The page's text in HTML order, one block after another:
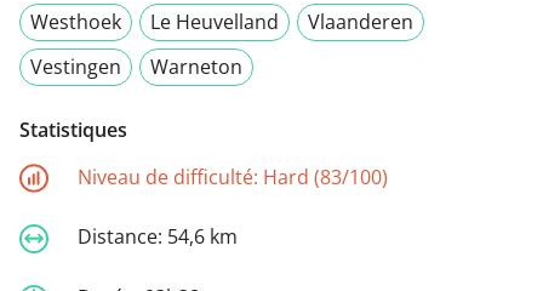
Westhoek
Le Heuvelland
Vlaanderen
Vestingen
Warneton
Statistiques
Niveau de difficulté: Hard (83/100)
Distance: 54,6 km